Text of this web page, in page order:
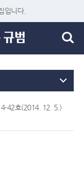
입니다.
42호(2014. 12. 5.)